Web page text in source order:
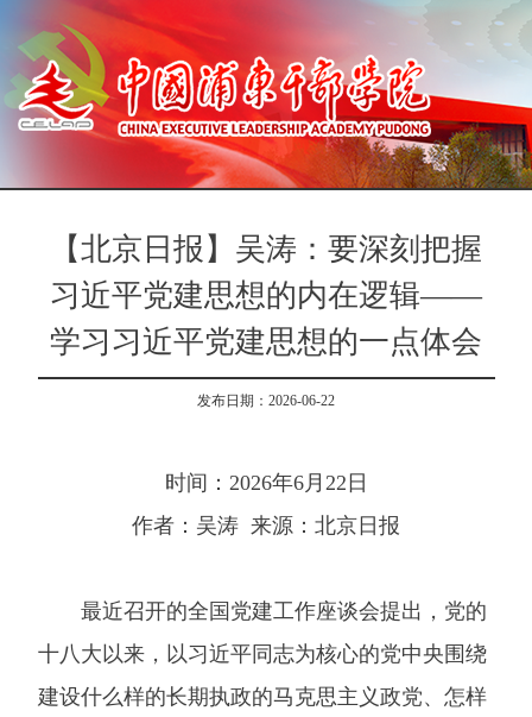
【北京日报】吴涛：要深刻把握
习近平党建思想的内在逻辑——
学习习近平党建思想的一点体会
发布日期：2026-06-22
时间：2026年6月22日
作者：吴涛 来源：北京日报
最近召开的全国党建工作座谈会提出，党的
十八大以来，以习近平同志为核心的党中央围绕
建设什么样的长期执政的马克思主义政党、怎样